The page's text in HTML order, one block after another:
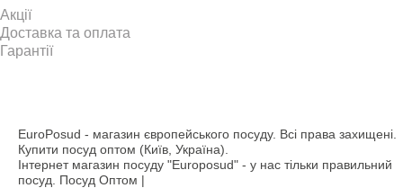
Акції
Доставка та оплата
Гарантії
EuroPosud - магазин європейського посуду. Всі права захищені.
Купити посуд оптом (Київ, Україна).
Інтернет магазин посуду "Europosud" - у нас тільки правильний
посуд. Посуд Оптом |